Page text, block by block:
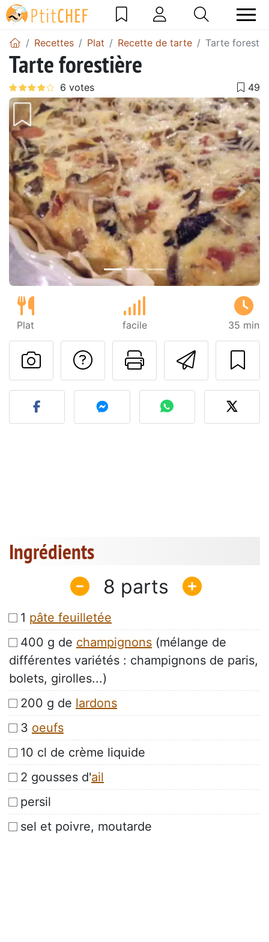
Recettes Plat Recette de tarte Tarte
Tarte forestière
Précédent
Plat facile 35 min
Imprimer
Poser une
Publier votre photo de
Ingrédients
8
1 pâte feuilletée
400 g de champignons (mélange de
différentes variétés : champignons de paris,
bolets, girolles...)
200 g de lardons
3 oeufs
10 cl de crème liquide
2 gousses d'ail
persil
sel et poivre, moutarde